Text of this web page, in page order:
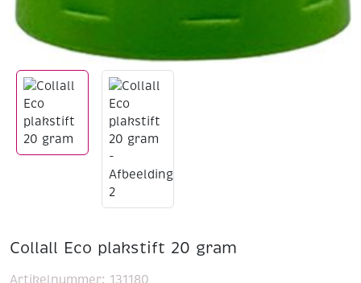
Collall Eco plakstift 20 gram
Artikelnummer: 131180